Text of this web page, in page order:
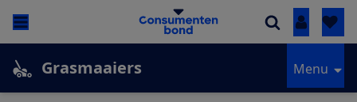
Inloggen
Grasmaaiers Menu